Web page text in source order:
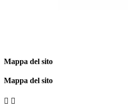
Mappa del sito
Mappa del sito
 